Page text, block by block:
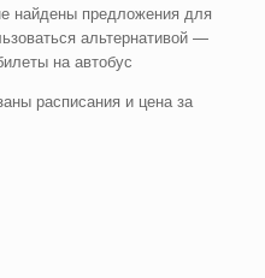
найдены предложения для
альтернативой —
на автобус
расписания и цена за